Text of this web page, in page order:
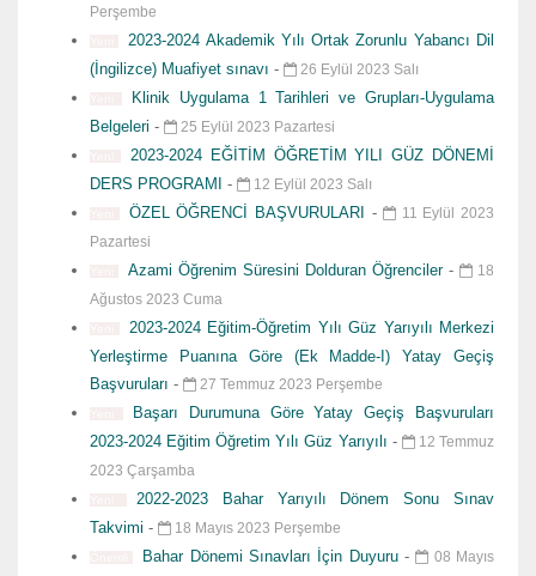
Perşembe
2023-2024 Akademik Yılı Ortak Zorunlu Yabancı Dil
(İngilizce) Muafiyet sınavı - 26 Eylül 2023 Salı
Klinik Uygulama 1 Tarihleri ve Grupları-Uygulama
Belgeleri - 25 Eylül 2023 Pazartesi
2023-2024 EĞİTİM ÖĞRETİM YILI GÜZ DÖNEMİ
DERS PROGRAMI - 12 Eylül 2023 Salı
ÖZEL ÖĞRENCİ BAŞVURULARI -
11 Eylül 2023
Pazartesi
Azami Öğrenim Süresini Dolduran Öğrenciler -
18
Ağustos 2023 Cuma
2023-2024 Eğitim-Öğretim Yılı Güz Yarıyılı Merkezi
Yerleştirme Puanına Göre (Ek Madde-I) Yatay Geçiş
Başvuruları - 27 Temmuz 2023 Perşembe
Başarı Durumuna Göre Yatay Geçiş Başvuruları
2023-2024 Eğitim Öğretim Yılı Güz Yarıyılı -
12 Temmuz
2023 Çarşamba
2022-2023 Bahar Yarıyılı Dönem Sonu Sınav
Takvimi - 18 Mayıs 2023 Perşembe
Bahar Dönemi Sınavları İçin Duyuru-
08 Mayıs